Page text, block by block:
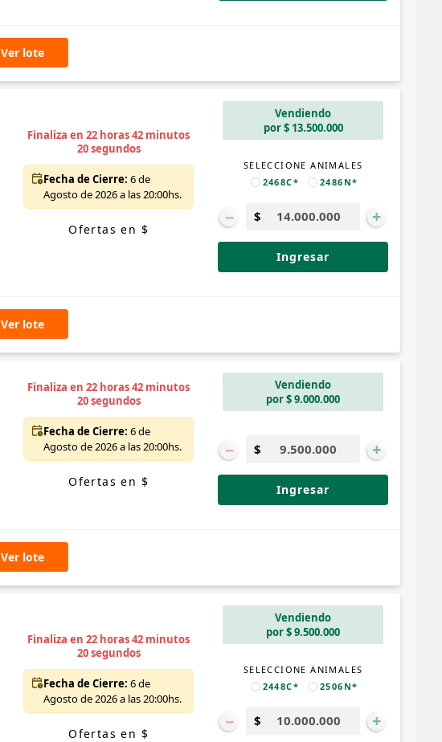
Ver lote
Finaliza en 22 horas 42 minutos
19 segundos
Fecha de Cierre: 6 de
Agosto de 2026 a las 20:00hs.
Ofertas en $
Vendiendo
por $ 13.500.000
SELECCIONE ANIMALES
2468C*
2486N*
− +
Ingresar
Ver lote
Finaliza en 22 horas 42 minutos
19 segundos
Fecha de Cierre: 6 de
Agosto de 2026 a las 20:00hs.
Ofertas en $
Vendiendo
por $ 9.000.000
− +
Ingresar
Ver lote
Finaliza en 22 horas 42 minutos
19 segundos
Fecha de Cierre: 6 de
Agosto de 2026 a las 20:00hs.
Ofertas en $
Vendiendo
por $ 9.500.000
SELECCIONE ANIMALES
2448C*
2506N*
− +